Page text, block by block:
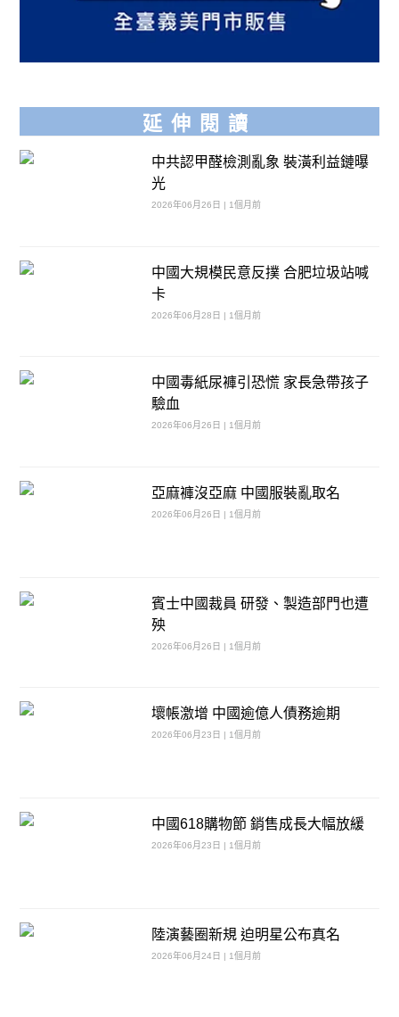
延伸閱讀
中共認甲醛檢測亂象 裝潢利益鏈曝
光
2026年06月26日 | 1個月前
中國大規模民意反撲 合肥垃圾站喊
卡
2026年06月28日 | 1個月前
中國毒紙尿褲引恐慌 家長急帶孩子
驗血
2026年06月26日 | 1個月前
亞麻褲沒亞麻 中國服裝亂取名
2026年06月26日 | 1個月前
賓士中國裁員 研發、製造部門也遭
殃
2026年06月26日 | 1個月前
壞帳激增 中國逾億人債務逾期
2026年06月23日 | 1個月前
中國618購物節 銷售成長大幅放緩
2026年06月23日 | 1個月前
陸演藝圈新規 迫明星公布真名
2026年06月24日 | 1個月前